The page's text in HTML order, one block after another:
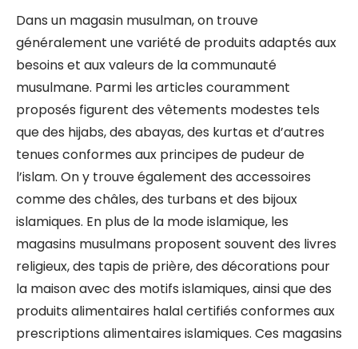
Dans un magasin musulman, on trouve
généralement une variété de produits adaptés aux
besoins et aux valeurs de la communauté
musulmane. Parmi les articles couramment
proposés figurent des vêtements modestes tels
que des hijabs, des abayas, des kurtas et d’autres
tenues conformes aux principes de pudeur de
l’islam. On y trouve également des accessoires
comme des châles, des turbans et des bijoux
islamiques. En plus de la mode islamique, les
magasins musulmans proposent souvent des livres
religieux, des tapis de prière, des décorations pour
la maison avec des motifs islamiques, ainsi que des
produits alimentaires halal certifiés conformes aux
prescriptions alimentaires islamiques. Ces magasins